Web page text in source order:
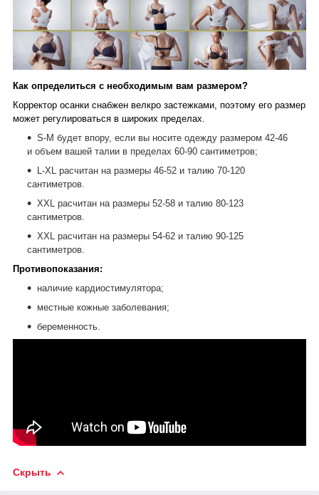
Как определиться с необходимым вам размером?
Корректор осанки снабжен велкро застежками, поэтому его размер
может регулироваться в широких пределах.
S-M будет впору, если вы носите одежду размером 42-46
и объем вашей талии в пределах 60-90 сантиметров;
L-XL расчитан на размеры 46-52 и талию 70-120
сантиметров.
XXL расчитан на размеры 52-58 и талию 80-123
сантиметров.
XXL расчитан на размеры 54-62 и талию 90-125
сантиметров.
Противопоказания:
наличие кардиостимулятора;
местные кожные заболевания;
беременность.
Скрыть